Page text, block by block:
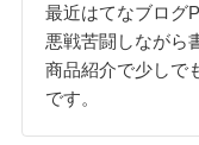
最近はてなブログ
悪戦苦闘しながら
商品紹介で少しで
です。